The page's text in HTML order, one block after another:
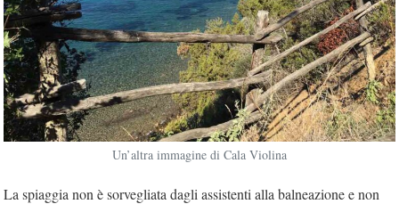
Un’altra immagine di Cala Violina
La spiaggia non è sorvegliata dagli assistenti alla balneazione e non